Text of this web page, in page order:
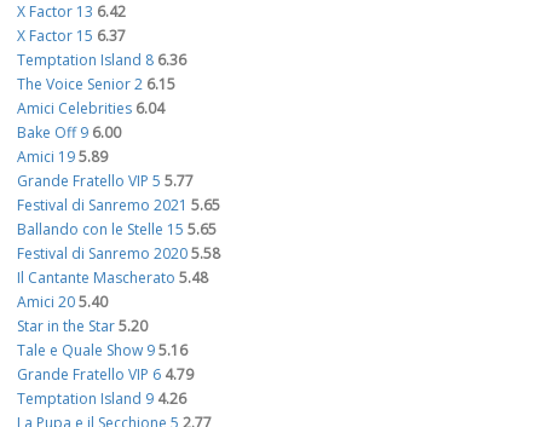
X Factor 13 6.42
X Factor 15 6.37
Temptation Island 8 6.36
The Voice Senior 2 6.15
Amici Celebrities 6.04
Bake Off 9 6.00
Amici 195.89
Grande Fratello VIP 5 5.77
Festival di Sanremo 2021 5.65
Ballando con le Stelle 15 5.65
Festival di Sanremo 20205.58
Il Cantante Mascherato 5.48
Amici 205.40
Star in the Star5.20
Tale e Quale Show 95.16
Grande Fratello VIP 6 4.79
Temptation Island 9 4.26